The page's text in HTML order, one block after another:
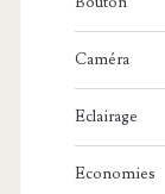
Caméra
Eclairage
Economies